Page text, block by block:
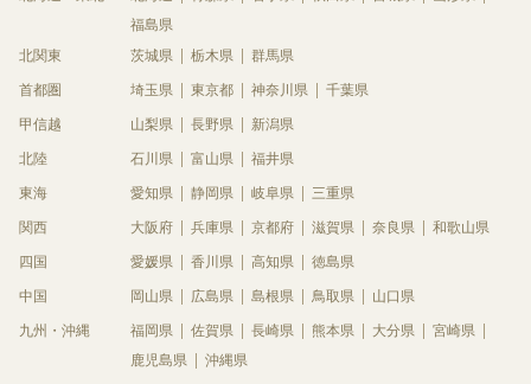
福島県
北関東
茨城県 栃木県 群馬県
首都圏 埼玉県 東京都 神奈川県 千葉県
甲信越 山梨県 長野県 新潟県
北陸 石川県 富山県 福井県
東海 愛知県 静岡県 岐阜県 三重県
関西 大阪府 兵庫県 京都府 滋賀県 奈良県 和歌山県
四国 愛媛県 香川県 高知県 徳島県
中国 岡山県 広島県 島根県 鳥取県 山口県
九州・沖縄 福岡県 佐賀県 長崎県 熊本県 大分県
宮崎県
鹿児島県
沖縄県